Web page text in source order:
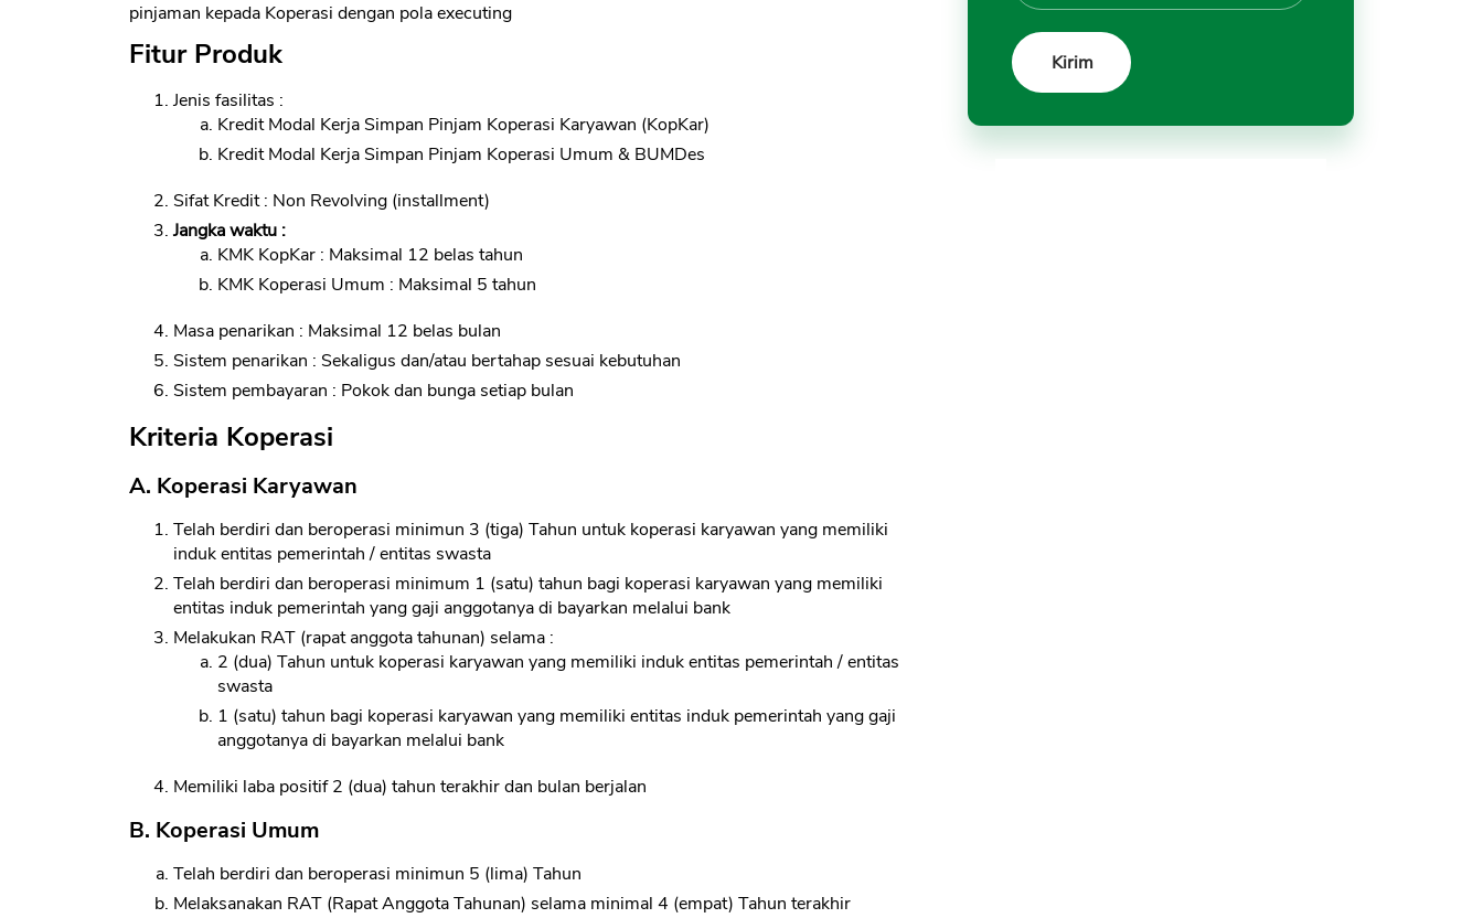
pinjaman kepada Koperasi dengan pola executing
Fitur Produk
Jenis fasilitas :
Kredit Modal Kerja Simpan Pinjam Koperasi Karyawan (KopKar)
Kredit Modal Kerja Simpan Pinjam Koperasi Umum & BUMDes
Sifat Kredit : Non Revolving (installment)
Jangka waktu :
KMK KopKar : Maksimal 12 belas tahun
KMK Koperasi Umum : Maksimal 5 tahun
Masa penarikan : Maksimal 12 belas bulan
Sistem penarikan : Sekaligus dan/atau bertahap sesuai kebutuhan
Sistem pembayaran : Pokok dan bunga setiap bulan
Kriteria Koperasi
A. Koperasi Karyawan
Telah berdiri dan beroperasi minimun 3 (tiga) Tahun untuk koperasi karyawan yang memiliki
induk entitas pemerintah / entitas swasta
Telah berdiri dan beroperasi minimum 1 (satu) tahun bagi koperasi karyawan yang memiliki
entitas induk pemerintah yang gaji anggotanya di bayarkan melalui bank
Melakukan RAT (rapat anggota tahunan) selama :
2 (dua) Tahun untuk koperasi karyawan yang memiliki induk entitas pemerintah / entitas
swasta
1 (satu) tahun bagi koperasi karyawan yang memiliki entitas induk pemerintah yang gaji
anggotanya di bayarkan melalui bank
Memiliki laba positif 2 (dua) tahun terakhir dan bulan berjalan
B. Koperasi Umum
Telah berdiri dan beroperasi minimun 5 (lima) Tahun
Melaksanakan RAT (Rapat Anggota Tahunan) selama minimal 4 (empat) Tahun terakhir
OK
CANCEL